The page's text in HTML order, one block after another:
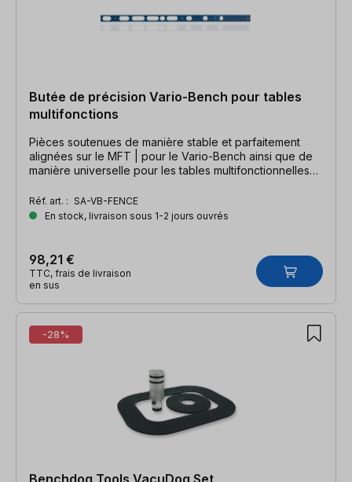
Butée de précision Vario-Bench pour tables
multifonctions
Pièces soutenues de manière stable et parfaitement
alignées sur le MFT | pour le Vario-Bench ainsi que de
manière universelle pour les tables multifonctionnelles
Réf. art. : SA-VB-FENCE
En stock, livraison sous 1-2 jours ouvrés
98,21 €
TTC, frais de livraison
en sus
-28%
Benchdog Tools VacuDog Set